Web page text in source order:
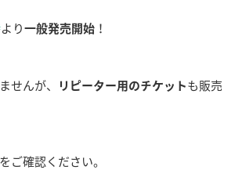
より 一般発売開始 ！
せんが、 リピーター用のチケット も販売
をご確認ください。